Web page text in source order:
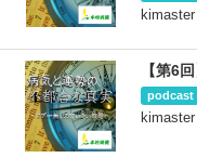
kimaster
【第6
podcast
kimaster